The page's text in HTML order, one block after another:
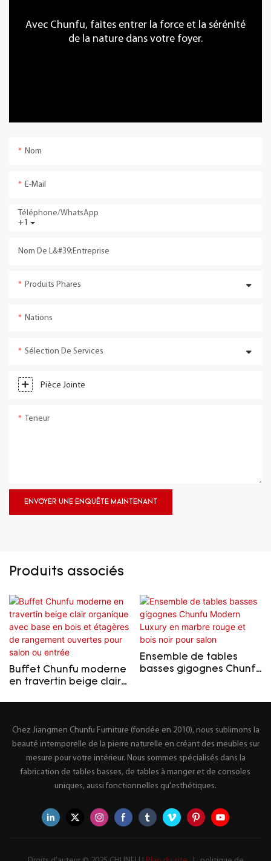
Avec Chunfu, faites entrer la force et la sérénité
de la nature dans votre foyer.
Nom
E-Mail
+1
Téléphone/WhatsApp
Nom De L&#39;entreprise
Produits Phares
Nations
Sélection De Services
Pièce Jointe
Teneur
ENVOYER UNE ENQUÊTE MAINTENANT
Produits associés
Buffet Chunfu moderne
en travertin beige clair
pour salon ou entrée
Ensemble de tables
basses gigognes Chunfu
Chez Jiangmen Chunfu Furniture (fondée en 2010), nous sublimons la
beauté intemporelle de la pierre naturelle en créant des meubles sur
mesure pour votre intérieur. Nous sommes spécialisés dans la
fabrication de tables basses, de tables à manger et de consoles
uniques, aussi fonctionnelles qu'esthétiques.